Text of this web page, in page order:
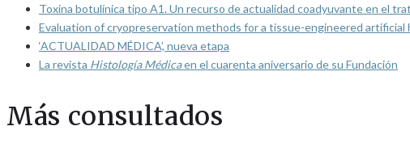
Toxina botulínica tipo A1. Un recurso de actualidad coadyuvante en el
Evaluation of cryopreservation methods for a tissue-engineered artificial
‘ACTUALIDAD MÉDICA’, nueva etapa
La revista Histología Médicaen el cuarenta aniversario de su Fundación
Más consultados